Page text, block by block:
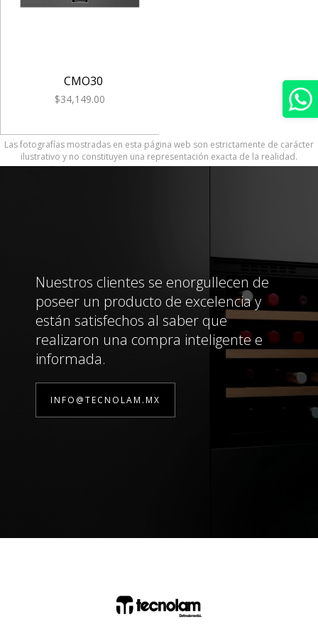
CMO30
$34,149.00
Las fotografías mostradas en esta página web son estrictamente de carácter
ilustrativo y no constituyen una representación exacta de la realidad.
Nuestros clientes se enorgullecen de
poseer un producto de excelencia y
están satisfechos al saber que
realizaron una compra inteligente e
informada.
INFO@TECNOLAM.MX